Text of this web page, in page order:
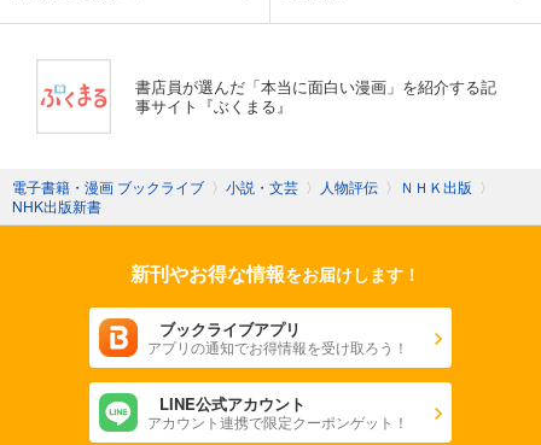
書店員が選んだ「本当に面白い漫画」を紹介する記
事サイト『ぶくまる』
電子書籍・漫画 ブックライブ 〉 小説・文芸 〉 人物評伝 〉 ＮＨＫ出版 〉
NHK出版新書
新刊やお得な情報をお届けします！
ブックライブアプリ
アプリの通知でお得情報を受け取ろう！
LINE公式アカウント
アカウント連携で限定クーポンゲット！